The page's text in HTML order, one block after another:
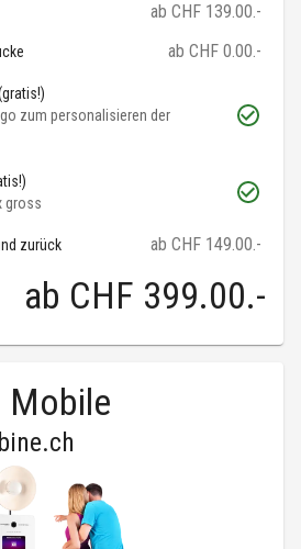
ab CHF 139.00.-
ab CHF 0.00.-
zum personalisieren der
gross
zurück ab CHF 149.00.-
ab CHF 399.00.-
Mobile